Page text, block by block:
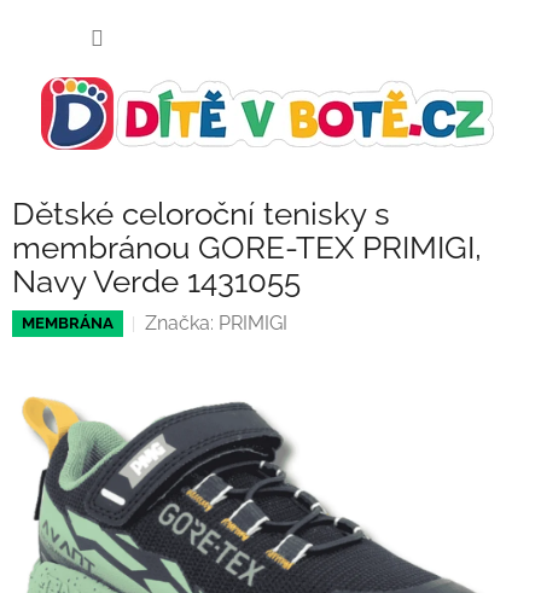
Dětské celoroční tenisky s
membránou GORE-TEX PRIMIGI,
Navy Verde 1431055
MEMBRÁNA Značka: PRIMIGI